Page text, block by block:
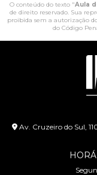
O conteúdo do texto "Aula
de direito reservado. Sua
proibida sem a autorização
do Código
Av. Cruzeiro do Sul,